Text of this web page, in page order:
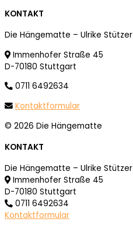
KONTAKT
Die Hängematte – Ulrike Stützer
Immenhofer Straße 45
D-70180 Stuttgart
0711 6492634
Kontaktformular
© 2026 Die Hängematte
KONTAKT
Die Hängematte – Ulrike Stützer
Immenhofer Straße 45
D-70180 Stuttgart
0711 6492634
Kontaktformular